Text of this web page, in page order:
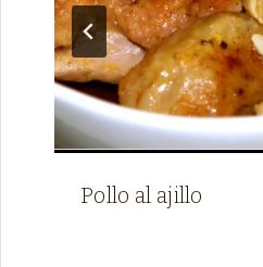
Pollo al ajillo